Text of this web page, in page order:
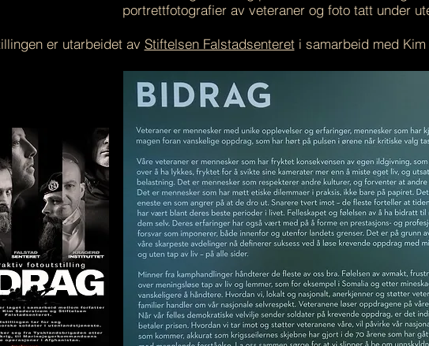
portrettfotografier av veteraner og foto tatt under
er utarbeidet av Stiftelsen Falstadsentereti samarbeid med Kim